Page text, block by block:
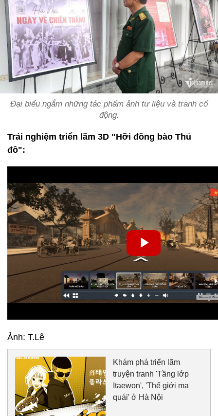
Đại biểu ngắm những tác phẩm ảnh tư liệu và tranh cổ
động.
Trải nghiệm triển lãm 3D "Hỡi đồng bào Thủ
đô":
Ảnh: T.Lê
Khám phá triển lãm
truyện tranh 'Tầng lớp
Itaewon', 'Thế giới ma
quái' ở Hà Nội